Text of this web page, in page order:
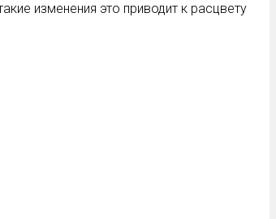
изменения это приводит к расцвету